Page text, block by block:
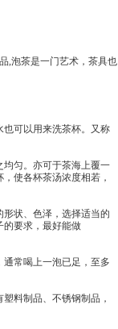
,泡茶是一门艺术，茶具也
可以用来洗茶杯。又称
匀。亦可于茶海上覆一
使各杯茶汤浓度相若，
状、色泽，选择适当的
的要求，最好能做
常喝上一泡已足，至多
料制品、不锈钢制品，